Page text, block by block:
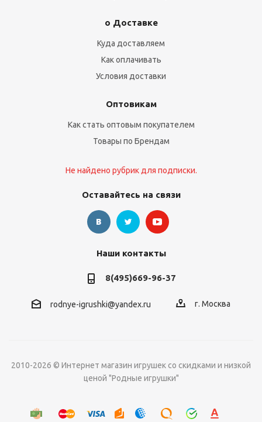
о Доставке
Куда доставляем
Как оплачивать
Условия доставки
Оптовикам
Как стать оптовым покупателем
Товары по Брендам
Не найдено рубрик для подписки.
Оставайтесь на связи
Наши контакты
8(495)669-96-37
rodnye-igrushki@yandex.ru г. Москва
2010-2026 © Интернет магазин игрушек со скидками и низкой
ценой "Родные игрушки"